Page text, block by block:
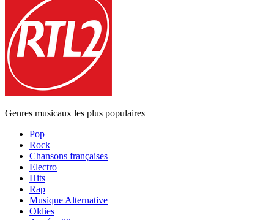
Genres musicaux les plus populaires
Pop
Rock
Chansons françaises
Electro
Hits
Rap
Musique Alternative
Oldies